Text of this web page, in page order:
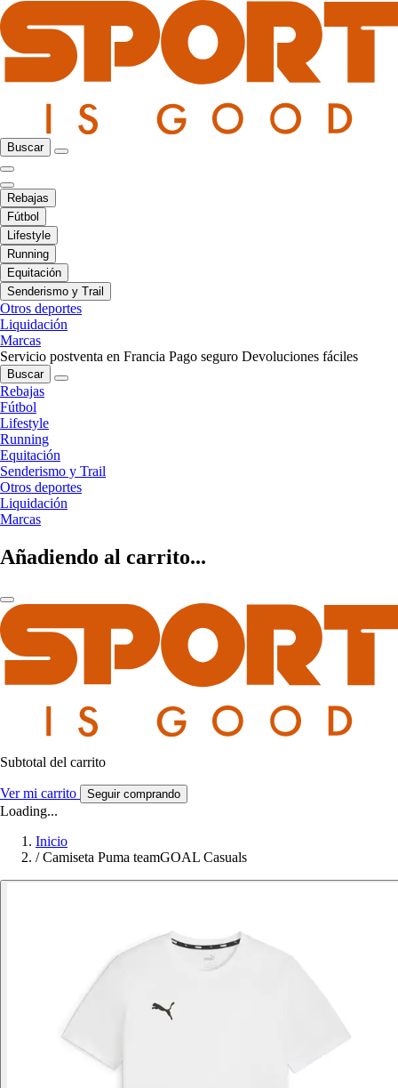
Buscar
Rebajas
Fútbol
Lifestyle
Running
Equitación
Senderismo y Trail
Otros deportes
Liquidación
Marcas
Servicio postventa en Francia Pago seguro Devoluciones fáciles
Buscar
Rebajas
Fútbol
Lifestyle
Running
Equitación
Senderismo y Trail
Otros deportes
Liquidación
Marcas
Añadiendo al carrito...
Subtotal del carrito
Ver mi carrito Seguir comprando
Loading...
Inicio
/ Camiseta Puma teamGOAL Casuals